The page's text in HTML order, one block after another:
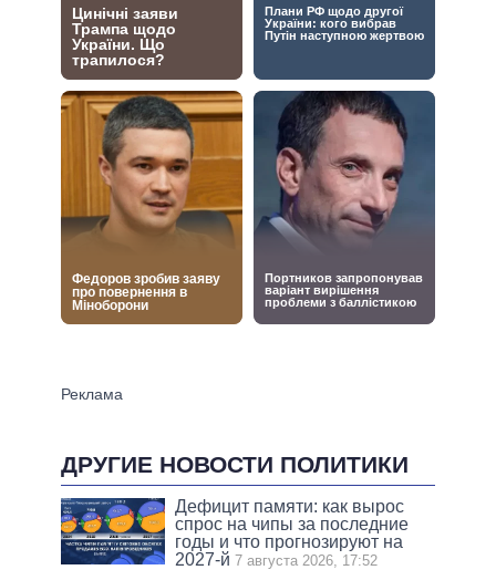
ДРУГИЕ НОВОСТИ ПОЛИТИКИ
Дефицит памяти: как вырос
спрос на чипы за последние
годы и что прогнозируют на
2027-й 7 августа 2026, 17:52